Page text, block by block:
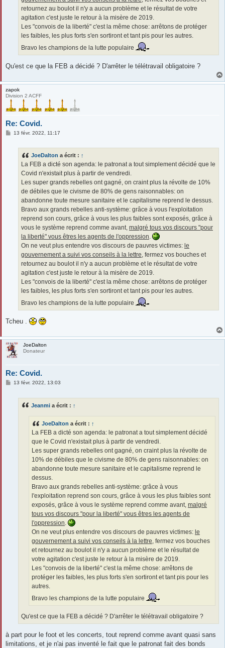
retournez au boulot il n'y a aucun problème et le résultat de votre
agitation c'est juste le retour à la misère de 2019.
Les "convois de la liberté" c'est la même chose: arrêtons de protéger
les faibles, les plus forts s'en sortiront et tant pis pour les autres.
Bravo les champions de la lutte populaire
Qu'est ce que la FEB a décidé ? D'arrêter le télétravail obligatoire ?
zapok
Division 2 ACFF
Re: Covid.
M13 févr. 2022, 11:17
JoeDalton a écrit : ↑
La FEB a dicté son agenda: le patronat a tout simplement décidé que le
Covid n'existait plus à partir de vendredi.
Les super grands rebelles ont gagné, on craint plus la révolte de 10%
de débiles que le civisme de 80% de gens raisonnables: on
abandonne toute mesure sanitaire et le capitalisme reprend le dessus.
Bravo aux grands rebelles anti-système: grâce à vous l'exploitation
reprend son cours, grâce à vous les plus faibles sont exposés, grâce à
vous le système reprend comme avant, malgré tous vos discours "pour
la liberté" vous êtres les agents de l'oppression.
On ne veut plus entendre vos discours de pauvres victimes: le
gouvernement a suivi vos conseils à la lettre, fermez vos bouches et
retournez au boulot il n'y a aucun problème et le résultat de votre
agitation c'est juste le retour à la misère de 2019.
Les "convois de la liberté" c'est la même chose: arrêtons de protéger
les faibles, les plus forts s'en sortiront et tant pis pour les autres.
Bravo les champions de la lutte populaire
Tcheu .
JoeDalton
Donateur
Re: Covid.
M
13 févr. 2022, 13:03
Jeanmi a écrit : ↑
JoeDalton a écrit : ↑
La FEB a dicté son agenda: le patronat a tout simplement décidé
que le Covid n'existait plus à partir de vendredi.
Les super grands rebelles ont gagné, on craint plus la révolte de
10% de débiles que le civisme de 80% de gens raisonnables: on
abandonne toute mesure sanitaire et le capitalisme reprend le
dessus.
Bravo aux grands rebelles anti-système: grâce à vous
l'exploitation reprend son cours, grâce à vous les plus faibles sont
exposés, grâce à vous le système reprend comme avant, malgré
tous vos discours "pour la liberté" vous êtres les agents de
l'oppression.
On ne veut plus entendre vos discours de pauvres victimes: le
gouvernement a suivi vos conseils à la lettre, fermez vos bouches
et retournez au boulot il n'y a aucun problème et le résultat de
votre agitation c'est juste le retour à la misère de 2019.
Les "convois de la liberté" c'est la même chose: arrêtons de
protéger les faibles, les plus forts s'en sortiront et tant pis pour les
autres.
Bravo les champions de la lutte populaire
Qu'est ce que la FEB a décidé ? D'arrêter le télétravail obligatoire ?
à part pour le foot et les concerts, tout reprend comme avant quasi sans
limitations, et je n'ai pas inventé le fait que le patronat fait des bonds